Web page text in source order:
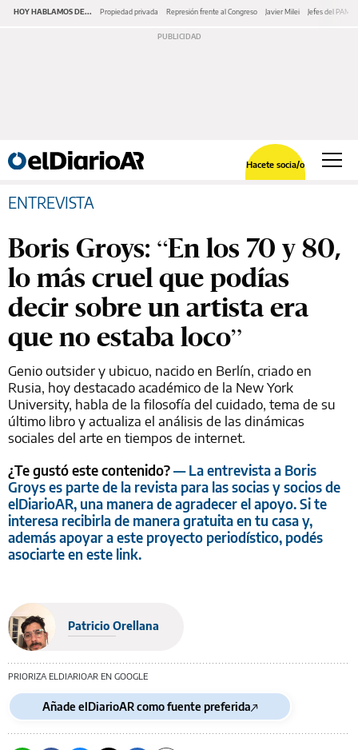
HOY HABLAMOS DE... Propiedad privada Represión frente al Congreso Javier Milei Jefes del PAMI
Hacete socia/o
ENTREVISTA
Boris Groys: “En los 70 y 80,
lo más cruel que podías
decir sobre un artista era
que no estaba loco”
Genio outsider y ubicuo, nacido en Berlín, criado en
Rusia, hoy destacado académico de la New York
University, habla de la filosofía del cuidado, tema de su
último libro y actualiza el análisis de las dinámicas
sociales del arte en tiempos de internet.
¿Te gustó este contenido?— La entrevista a Boris
Groys es parte de la revista para las socias y socios de
elDiarioAR, una manera de agradecer el apoyo. Si te
interesa recibirla de manera gratuita en tu casa y,
además apoyar a este proyecto periodístico, podés
asociarte en este link.
Patricio Orellana
PRIORIZA ELDIARIOAR EN GOOGLE
Añade elDiarioAR como fuente preferida